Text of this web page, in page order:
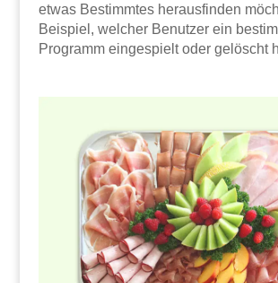
etwas Bestimmtes herausfinden
Beispiel, welcher Benutzer ein
Programm eingespielt oder gelöscht